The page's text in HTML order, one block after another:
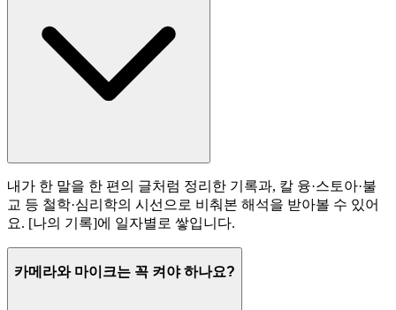
내가 한 말을 한 편의 글처럼 정리한 기록과, 칼 융·스토아·불
교 등 철학·심리학의 시선으로 비춰본 해석을 받아볼 수 있어
요. [나의 기록]에 일자별로 쌓입니다.
카메라와 마이크는 꼭 켜야 하나요?